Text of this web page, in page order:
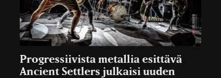
Progressiivista metallia esittävä
Ancient Settlers julkaisi uuden